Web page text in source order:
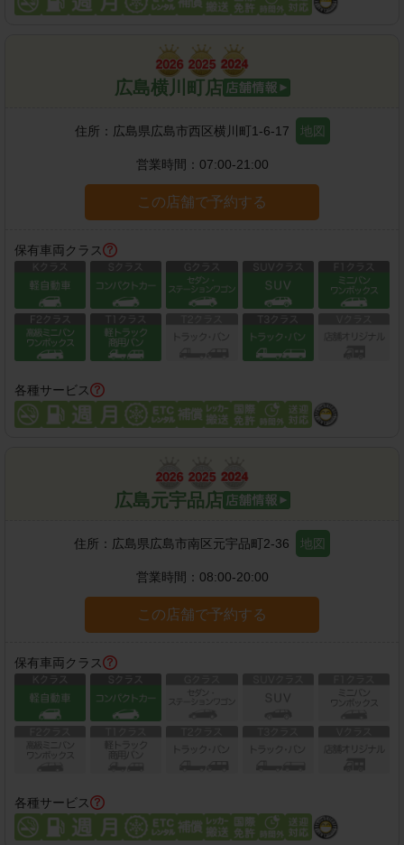
広島横川町店
住所： 広島県広島市西区横川町1-6-17 地図
営業時間： 07:00-21:00
この店舗で予約する
保有車両クラス
各種サービス
広島元宇品店
住所： 広島県広島市南区元宇品町2-36 地図
営業時間： 08:00-20:00
この店舗で予約する
保有車両クラス
各種サービス